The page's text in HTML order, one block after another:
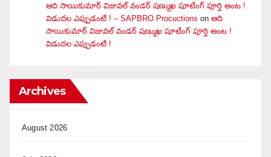
ఆది సాయికుమార్ విజువ‌ల్ వండ‌ర్ ష‌ణ్ముఖ షూటింగ్ పూర్తి అంట !
విడుదల ఎప్పుడంటే ! – SAPBRO Procuctions on ఆది
సాయికుమార్ విజువ‌ల్ వండ‌ర్ ష‌ణ్ముఖ షూటింగ్ పూర్తి అంట !
విడుదల ఎప్పుడంటే !
Archives
August 2026